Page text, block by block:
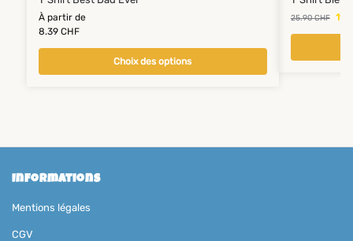
À partir de
8.39 CHF
Choix des options
25.90CHF
Informations
Mentions légales
CGV